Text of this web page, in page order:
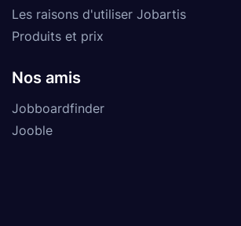
Les raisons d'utiliser Jobartis
Produits et prix
Nos amis
Jobboardfinder
Jooble